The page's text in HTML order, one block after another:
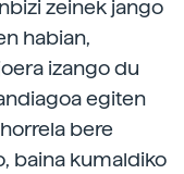
zeinek jango
habian,
izango du
egiten
bere
baina kumaldiko